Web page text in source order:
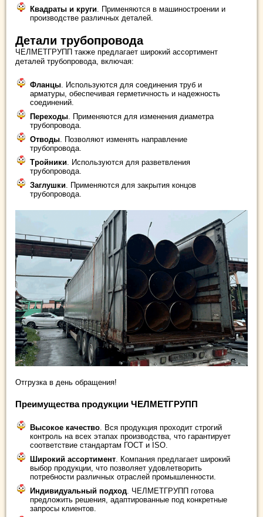
Квадраты и круги. Применяются в машиностроении и
производстве различных деталей.
Детали трубопровода
ЧЕЛМЕТГРУПП также предлагает широкий ассортимент
деталей трубопровода, включая:
Фланцы. Используются для соединения труб и
арматуры, обеспечивая герметичность и надежность
соединений.
Переходы. Применяются для изменения диаметра
трубопровода.
Отводы. Позволяют изменять направление
трубопровода.
Тройники. Используются для разветвления
трубопровода.
Заглушки. Применяются для закрытия концов
трубопровода.
Отгрузка в день обращения!
Преимущества продукции ЧЕЛМЕТГРУПП
Высокое качество . Вся продукция проходит строгий
контроль на всех этапах производства, что гарантирует
соответствие стандартам ГОСТ и ISO.
Широкий ассортимент . Компания предлагает широкий
выбор продукции, что позволяет удовлетворить
потребности различных отраслей промышленности.
Индивидуальный подход . ЧЕЛМЕТГРУПП готова
предложить решения, адаптированные под конкретные
запросы клиентов.